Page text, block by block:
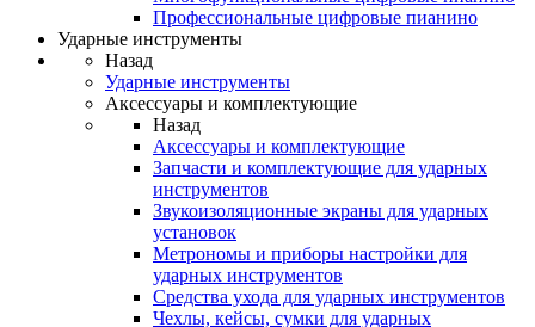
Профессиональные цифровые пианино
Ударные инструменты
Назад
Ударные инструменты
Аксессуары и комплектующие
Назад
Аксессуары и комплектующие
Запчасти и комплектующие для ударных
инструментов
Звукоизоляционные экраны для ударных
установок
Метрономы и приборы настройки для
ударных инструментов
Средства ухода для ударных инструментов
Чехлы, кейсы, сумки для ударных